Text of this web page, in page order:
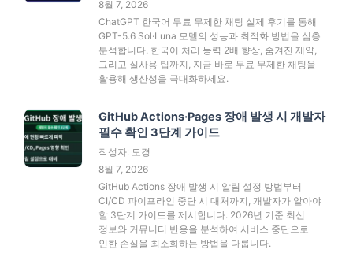
8월 7, 2026
ChatGPT 한국어 무료 무제한 채팅 실제 후기를 통해
GPT-5.6 Sol·Luna 모델의 성능과 최적화 방법을 심층
분석합니다. 한국어 처리 능력 2배 향상, 숨겨진 제약,
그리고 실사용 팁까지, 지금 바로 무료 무제한 채팅을
활용해 생산성을 극대화하세요.
GitHub Actions·Pages 장애 발생 시 개발자
필수 확인 3단계 가이드
작성자: 도경
8월 7, 2026
GitHub Actions 장애 발생 시 알림 설정 방법부터
CI/CD 파이프라인 중단 시 대처까지, 개발자가 알아야
할 3단계 가이드를 제시합니다. 2026년 기준 최신
정보와 커뮤니티 반응을 분석하여 서비스 중단으로
인한 손실을 최소화하는 방법을 다룹니다.